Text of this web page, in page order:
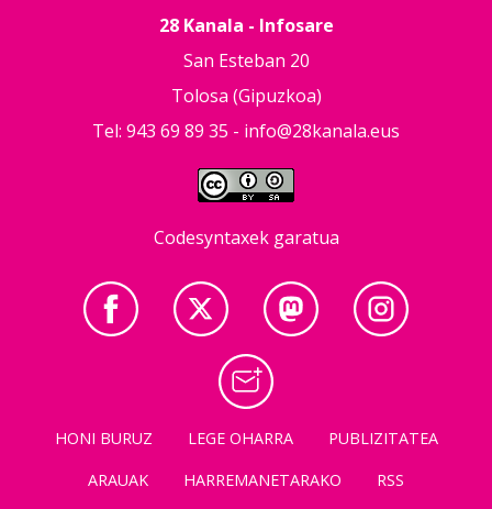
28 Kanala - Infosare
San Esteban 20
Tolosa (Gipuzkoa)
Tel: 943 69 89 35 - info@28kanala.eus
Codesyntaxek garatua
HONI BURUZ LEGE OHARRA
PUBLIZITATEA
ARAUAK
HARREMANETARAKO RSS